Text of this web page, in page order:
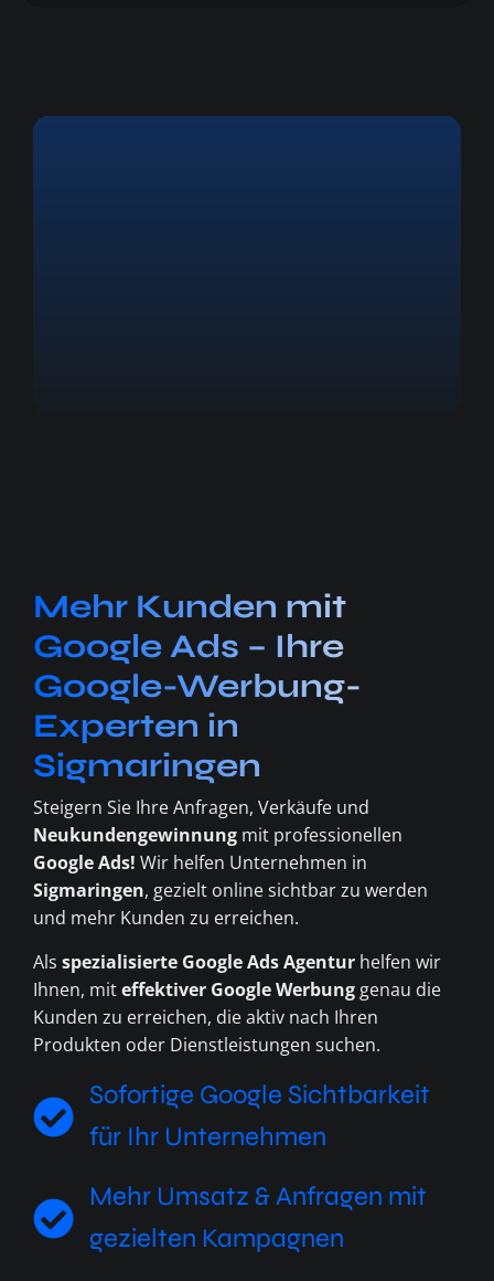
Mehr Kunden mit
Google Ads – Ihre
Google-Werbung-
Experten in
Sigmaringen
Steigern Sie Ihre Anfragen, Verkäufe und
Neukundengewinnung mit professionellen
Google Ads! Wir helfen Unternehmen in
Sigmaringen, gezielt online sichtbar zu werden
und mehr Kunden zu erreichen.
Als spezialisierte Google Ads Agentur helfen wir
Ihnen, miteffektiver Google Werbung genau die
Kunden zu erreichen, die aktiv nach Ihren
Produkten oder Dienstleistungen suchen.
Sofortige Google Sichtbarkeit
für Ihr Unternehmen
Mehr Umsatz & Anfragen mit
gezielten Kampagnen